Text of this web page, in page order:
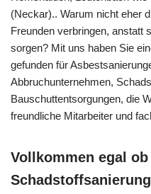
(Neckar).. Warum nicht eher
Freunden verbringen, anstatt
sorgen? Mit uns haben Sie
gefunden für
Abbruchunternehmen,
Bauschuttentsorgungen, die
freundliche Mitarbeiter und
Vollkommen egal